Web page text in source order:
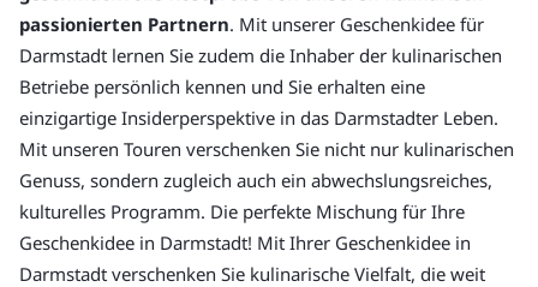
passionierten Partnern. Mit unserer Geschenkidee für
Darmstadt lernen Sie zudem die Inhaber der kulinarischen
Betriebe persönlich kennen und Sie erhalten eine
einzigartige Insiderperspektive in das Darmstadter Leben.
Mit unseren Touren verschenken Sie nicht nur kulinarischen
Genuss, sondern zugleich auch ein abwechslungsreiches,
kulturelles Programm. Die perfekte Mischung für Ihre
Geschenkidee in Darmstadt! Mit Ihrer Geschenkidee in
Darmstadt verschenken Sie kulinarische Vielfalt, die weit